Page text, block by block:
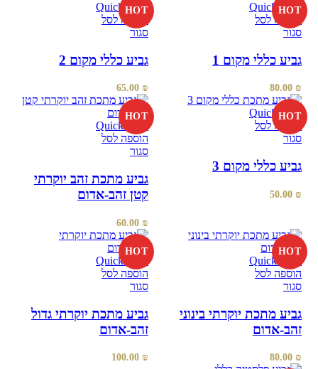
HOT
Quick view
הוספה לסל
סגור
גביע כללי מקום 1
80.00 ₪
HOT
Quick view
הוספה לסל
סגור
גביע כללי מקום 2
65.00 ₪
HOT
Quick view
הוספה לסל
סגור
גביע כללי מקום 3
50.00 ₪
HOT
Quick view
הוספה לסל
סגור
גביע מתכת זהב יוקרתי
קטן זהב-אדום
60.00 ₪
HOT
Quick view
הוספה לסל
סגור
גביע מתכת יוקרתי בינוני
זהב-אדום
80.00 ₪
HOT
Quick view
הוספה לסל
סגור
גביע מתכת יוקרתי גדול
זהב-אדום
100.00 ₪